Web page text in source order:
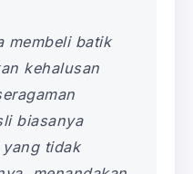
membeli batik
kehalusan
biasanya
tidak